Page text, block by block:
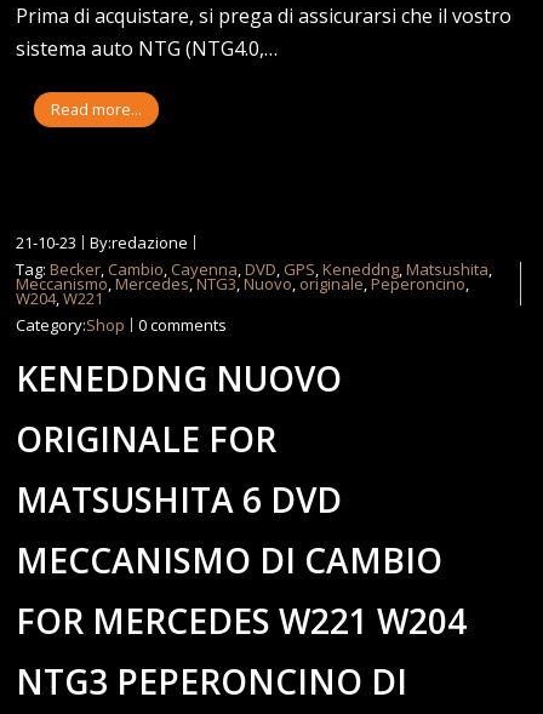
Prima di acquistare, si prega di assicurarsi che il vostro
sistema auto NTG (NTG4.0,…
Read more...
21-10-23
By:redazione
Tag:Becker, Cambio, Cayenna,DVD, GPS,Keneddng,Matsushita,
Meccanismo,Mercedes,NTG3,Nuovo, originale,Peperoncino,
W204,W221
Category:Shop 0 comments
KENEDDNG NUOVO
ORIGINALE FOR
MATSUSHITA 6 DVD
MECCANISMO DI CAMBIO
FOR MERCEDES W221 W204
NTG3 PEPERONCINO DI